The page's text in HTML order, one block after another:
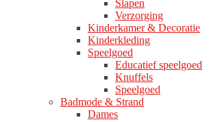
Slapen
Verzorging
Kinderkamer & Decoratie
Kinderkleding
Speelgoed
Educatief speelgoed
Knuffels
Speelgoed
Badmode & Strand
Dames